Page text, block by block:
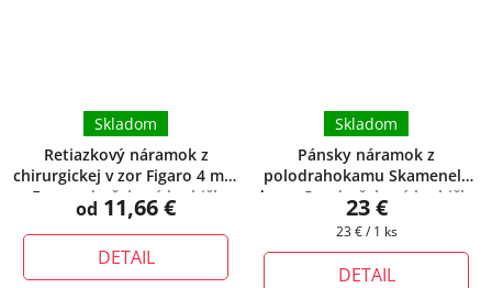
Retiazkový náramok z
chirurgickej v zor Figaro 4 mm
- Enzo
+ darčeková krabička
zadarmo
Skladom
od 11,66 €
DETAIL
Pánsky náramok z
polodrahokamu Skamenelé
drevo ®
+ darčeková krabička
zadarmo
Skladom
23 €
Jednotková
23 € / 1 ks
DETAIL